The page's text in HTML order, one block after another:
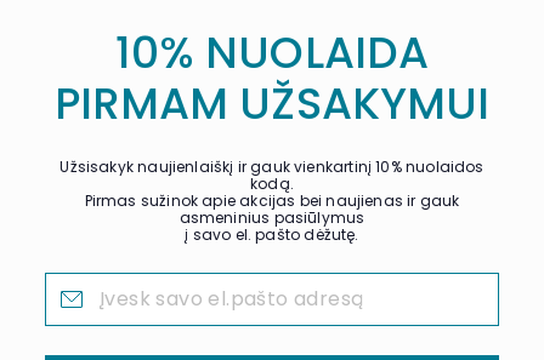
10% NUOLAIDA
PIRMAM UŽSAKYMUI
Užsisakyk naujienlaiškį ir gauk vienkartinį 10% nuolaidos
kodą.
Pirmas sužinok apie akcijas bei naujienas ir gauk
asmeninius pasiūlymus
į savo el. pašto dėžutę.